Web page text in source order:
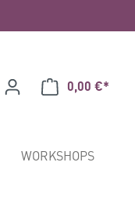
0,00 €*
WORKSHOPS